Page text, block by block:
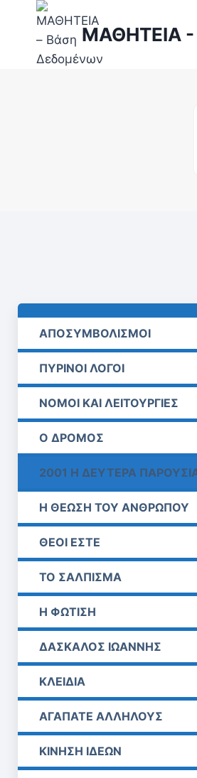
ΜΑΘΗΤΕΙΑ
ΑΠΟΣΥΜΒΟΛΙΣΜΟΙ
ΠΥΡΙΝΟΙ ΛΟΓΟΙ
ΝΟΜΟΙ ΚΑΙ ΛΕΙΤΟΥΡΓΙΕΣ
Ο ΔΡΟΜΟΣ
2001 Η ΔΕΥΤΕΡΑ
Η ΘΕΩΣΗ ΤΟΥ ΑΝΘΡΩΠΟΥ
ΘΕΟΙ ΕΣΤΕ
ΤΟ ΣΑΛΠΙΣΜΑ
Η ΦΩΤΙΣΗ
ΔΑΣΚΑΛΟΣ ΙΩΑΝΝΗΣ
ΚΛΕΙΔΙΑ
ΑΓΑΠΑΤΕ ΑΛΛΗΛΟΥΣ
ΚΙΝΗΣΗ ΙΔΕΩΝ